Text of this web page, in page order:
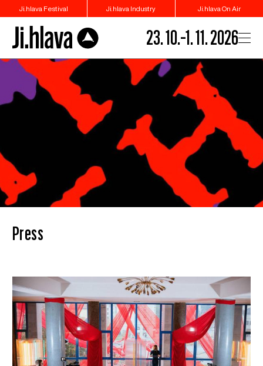
Ji.hlava Festival Ji.hlava Industry Ji.hlava On Air
23. 10.–1. 11. 2026
Press